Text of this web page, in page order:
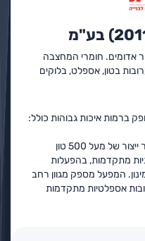
אדומים. חומרי המחצבה
בטון, אספלט, בלוקים
ברמות איכות גבוהות כולל:
במחצבה פועל מפעל אספלט בעל כושר ייצור של מעל 500 טון
מתקדמות, בהפעלות
המפעל מספק מגוון רחב
אספלטיות מתקדמות